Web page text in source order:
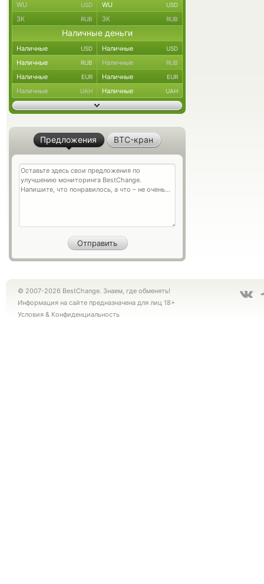
WU USD WU USD
ЗК RUB ЗК RUB
Наличные деньги
Наличные USD Наличные USD
Наличные RUB Наличные RUB
Наличные EUR Наличные EUR
Наличные UAH Наличные UAH
Предложения BTC-кран
© 2007-2026 BestChange. Знаем, где обменять!
Информация на сайте предназначена для лиц 18+
Условия & Конфиденциальность